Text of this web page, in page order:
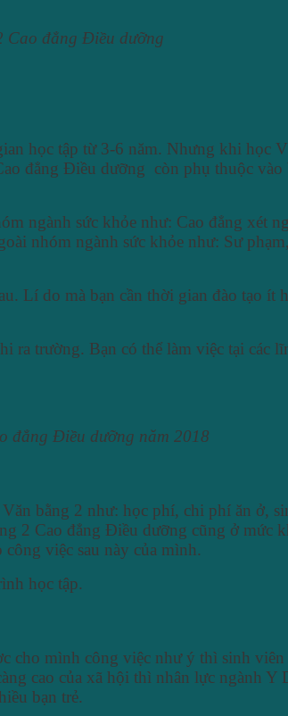
Cao đẳng Điều dưỡng
học tập từ 3-6 năm. Nhưng khi học
đẳng Điều dưỡng
còn phụ thuộc vào
ngành sức khỏe như: Cao đẳng xét
nhóm ngành sức khỏe như: Sư
Lí do mà bạn cần thời gian đào tạo ít
ra trường. Bạn có thể làm việc tại các
đẳng Điều dưỡng năm 2018
bằng 2 như: học phí, chi phí ăn ở,
2 Cao đẳng Điều dưỡng cũng ở mức
việc sau này của mình.
học tập.
mình công việc như ý thì sinh
cao của xã hội thì nhân lực ngành Y
bạn trẻ.